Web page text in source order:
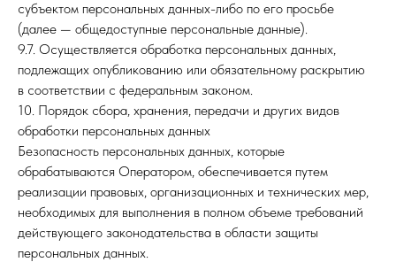
субъектом персональных данных-либо по его просьбе
(далее — общедоступные персональные данные).
9.7. Осуществляется обработка персональных данных,
подлежащих опубликованию или обязательному раскрытию
в соответствии с федеральным законом.
10. Порядок сбора, хранения, передачи и других видов
обработки персональных данных
Безопасность персональных данных, которые
обрабатываются Оператором, обеспечивается путем
реализации правовых, организационных и технических мер,
необходимых для выполнения в полном объеме требований
действующего законодательства в области защиты
персональных данных.